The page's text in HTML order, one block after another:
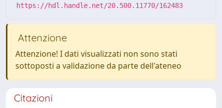
https://hdl.handle.net/20.500.11770/162483
Attenzione
Attenzione! I dati visualizzati non sono stati
sottoposti a validazione da parte dell'ateneo
Citazioni